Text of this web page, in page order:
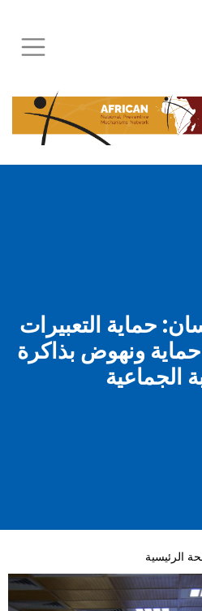
Skip
to
main
content
حماية التعبيرات
ونهوض بذاكرة
الجماعية
الرئيسية